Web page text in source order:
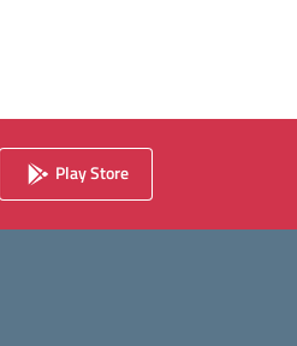
Play Store